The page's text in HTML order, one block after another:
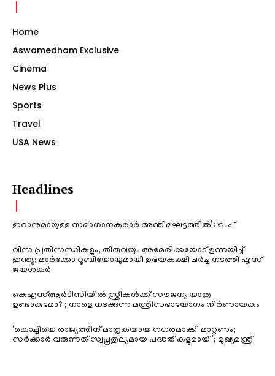
Home
Aswamedham Exclusive
Cinema
News Plus
Sports
Travel
USA News
Headlines
ഇറാനുമായുള്ള സമാധാനകരാർ അന്തിമഘട്ടത്തിൽ‌’: ട്രംപ്
വിസ പ്രതിസന്ധികളും, തീരുവയും അമേരിക്കയോട് ഉന്നയിച്ച്
ഇന്ത്യ; മാർക്കോ റൂബിയോയുമായി ഉഭയകക്ഷി ചർച്ച നടത്തി എസ്
ജയശങ്കർ
കെഎസ്ആർടിസിയിൽ സ്ത്രീകൾക്ക് സൗജന്യ യാത്ര
ഉണ്ടാകുമോ? ; നാളെ നടക്കുന്ന മന്ത്രിസഭായോഗം നിർണായകം
‘കൊച്ചിയെ രാജ്യത്തിന് മാതൃകയായ നഗരമാക്കി മാറ്റണം;
സർക്കാർ വരുന്നത് സ്വപ്നതുല്യമായ പദ്ധതികളുമായി’; മുഖ്യമന്ത്രി